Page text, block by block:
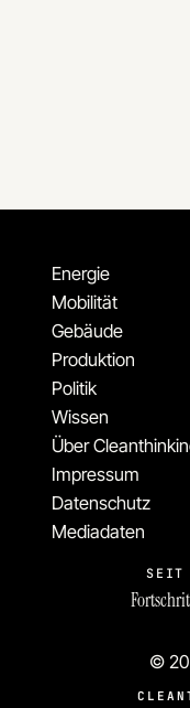
Energie
Mobilität
Gebäude
Produktion
Politik
Wissen
Über
Impressum
Datenschutz
Mediadaten
SEIT
©